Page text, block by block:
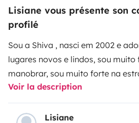
Lisiane vous présente son
profilé
Sou a Shiva , nasci em 2002 e
lugares novos e lindos, sou muito
manobrar, sou muito forte na
consumo de combustível . Já fiz
estou sempre pronta e disposta
. Fui o lar de minha mamãe até
Voir la description
Lisiane